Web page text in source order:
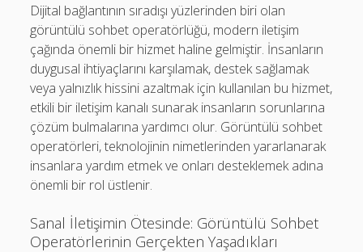
Dijital bağlantının sıradışı yüzlerinden biri olan
görüntülü sohbet operatörlüğü, modern iletişim
çağında önemli bir hizmet haline gelmiştir. İnsanların
duygusal ihtiyaçlarını karşılamak, destek sağlamak
veya yalnızlık hissini azaltmak için kullanılan bu hizmet,
etkili bir iletişim kanalı sunarak insanların sorunlarına
çözüm bulmalarına yardımcı olur. Görüntülü sohbet
operatörleri, teknolojinin nimetlerinden yararlanarak
insanlara yardım etmek ve onları desteklemek adına
önemli bir rol üstlenir.
Sanal İletişimin Ötesinde: Görüntülü Sohbet
Operatörlerinin Gerçekten Yaşadıkları